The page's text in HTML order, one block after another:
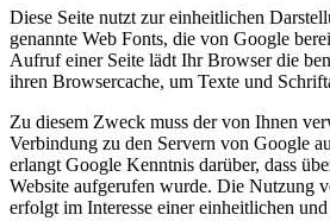
Diese Seite nutzt zur einheitlichen
genannte Web Fonts, die von Google
Aufruf einer Seite lädt Ihr Browser die
ihren Browsercache, um Texte und
Zu diesem Zweck muss der von Ihnen
Verbindung zu den Servern von Google
erlangt Google Kenntnis darüber, dass
Website aufgerufen wurde. Die Nutzung
erfolgt im Interesse einer einheitlichen und